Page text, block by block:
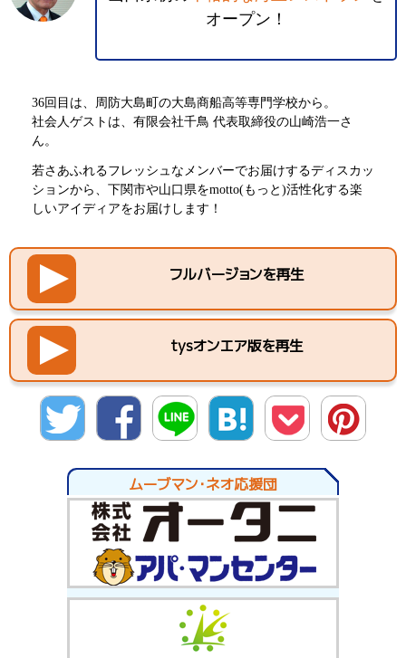
オープン！
36回目は、周防大島町の大島商船高等専門学校から。
社会人ゲストは、有限会社千鳥 代表取締役の山崎浩一さ
ん。
若さあふれるフレッシュなメンバーでお届けするディスカッ
ションから、下関市や山口県をmotto(もっと)活性化する楽
しいアイディアをお届けします！
フルバージョンを再生
tysオンエア版を再生
ok
est
ムーブマン・ネオ応援団